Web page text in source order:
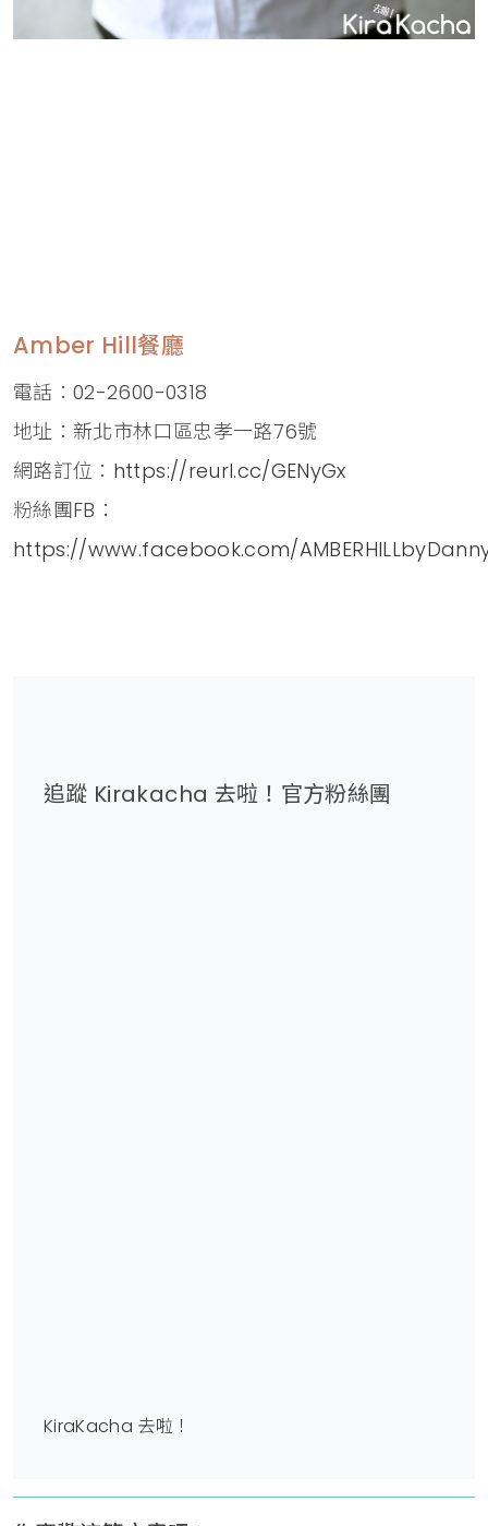
Amber Hill餐廳
電話：02-2600-0318
地址：新北市林口區忠孝一路76號
網路訂位： https://reurl.cc/GENyGx
粉絲團FB：
https://www.facebook.com/
追蹤 Kirakacha 去啦！官方粉絲團
KiraKacha 去啦！